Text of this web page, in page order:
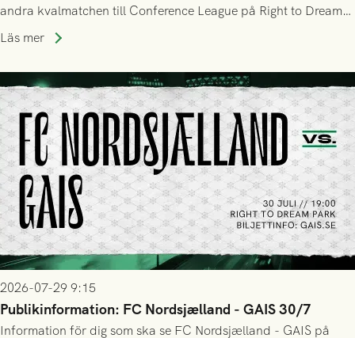
andra kvalmatchen till Conference League på Right to Dream
Park! Fredrik Holmberg och ledarstaben har tagit ut följande
Läs mer
2026-07-29 9:15
Publikinformation: FC Nordsjælland - GAIS 30/7
Information för dig som ska se FC Nordsjælland - GAIS på